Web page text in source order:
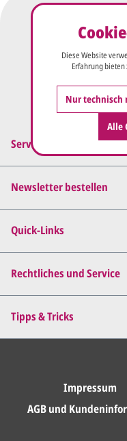
Service-Hotline
Rechtliches und Service
Tipps & Tricks
Quick-Links
Newsletter bestellen
Impressum
AGB und
Diese Website
Erfahrung bieten
Nur technisch
Alle